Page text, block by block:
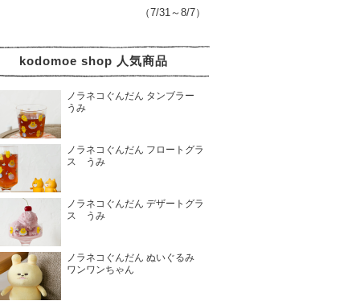
（7/31～8/7）
kodomoe shop 人気商品
ノラネコぐんだん タンブラー
うみ
ノラネコぐんだん フロートグラ
ス うみ
ノラネコぐんだん デザートグラ
ス うみ
ノラネコぐんだん ぬいぐるみ
ワンワンちゃん